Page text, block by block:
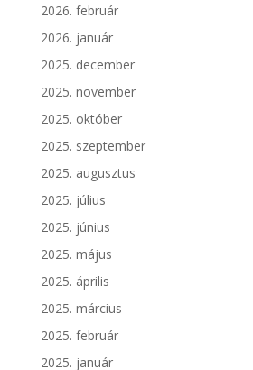
2026. február
2026. január
2025. december
2025. november
2025. október
2025. szeptember
2025. augusztus
2025. július
2025. június
2025. május
2025. április
2025. március
2025. február
2025. január